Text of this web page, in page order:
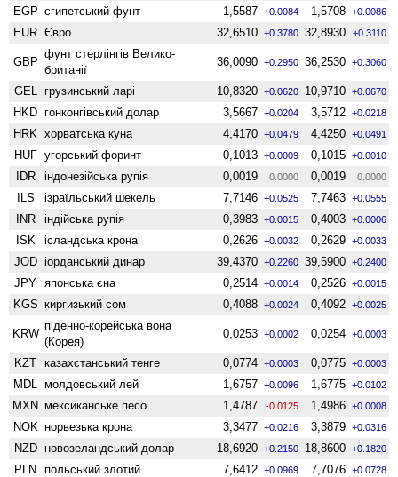
EGP єгипетський фунт 1,5587 +0.0084 1,5708 +0.0086
EUR Євро 32,6510 +0.3780 32,8930 +0.3110
GBP
фунт стерлінгів Велико­
британії
36,0090 +0.2950 36,2530 +0.3060
GEL грузинський ларі 10,8320 +0.0620 10,9710 +0.0670
HKD гонконгівський долар 3,5667 +0.0204 3,5712 +0.0218
HRK хорватська куна 4,4170 +0.0479 4,4250 +0.0491
HUF угорський форинт 0,1013 +0.0009 0,1015 +0.0010
IDR індонезійська рупія 0,0019 0.0000 0,0019 0.0000
ILS ізраїльський шекель 7,7146 +0.0525 7,7463 +0.0555
INR індійська рупія 0,3983 +0.0015 0,4003 +0.0006
ISK ісландська крона 0,2626 +0.0032 0,2629 +0.0033
JOD іорданський динар 39,4370 +0.2260 39,5900 +0.2400
JPY японська єна 0,2514 +0.0014 0,2526 +0.0015
KGS киргизький сом 0,4088 +0.0024 0,4092 +0.0025
KRW
піденно-корейська вона
(Корея)
0,0253 +0.0002 0,0254 +0.0003
KZT казахстанський тенге 0,0774 +0.0003 0,0775 +0.0003
MDL молдовський лей 1,6757 +0.0096 1,6775 +0.0102
MXN мексиканське песо 1,4787 -0.0125 1,4986 +0.0008
NOK норвезька крона 3,3477 +0.0216 3,3879 +0.0316
NZD ново­зеландський долар 18,6920 +0.2150 18,8600 +0.1820
PLN польський злотий 7,6412 +0.0969 7,7076 +0.0728